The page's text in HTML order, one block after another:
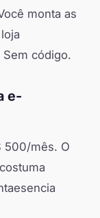
monta as
Sem código.
e-
500/mês. O